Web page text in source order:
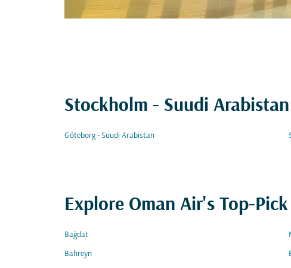
Stockholm - Suudi
Göteborg - Suudi Arabistan
Explore Oman Air's Top-
Bağdat
Bahreyn